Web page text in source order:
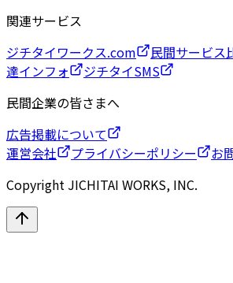
関連サービス
ジチタイワークス.com
民間サービス
達インフォ
ジチタイSMS
民間企業の皆さまへ
広告掲載について
運営会社
プライバシーポリシー
お
Copyright JICHITAI WORKS, INC.